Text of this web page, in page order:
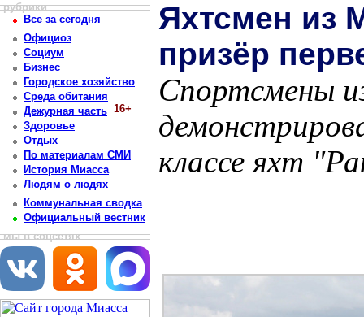
рубрики
Все за сегодня
Официоз
Социум
Бизнес
Городское хозяйство
Среда обитания
Дежурная часть 16+
Здоровье
Отдых
По материалам СМИ
История Миасса
Людям о людях
Коммунальная сводка
Официальный вестник
мы в соцсетях
Яхтсмен из
призёр
Спортсмены
классе яхт